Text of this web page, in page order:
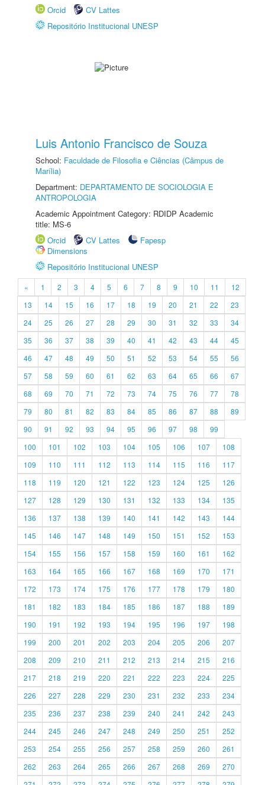
Orcid
CV Lattes
Repositório Institucional UNESP
Luis Antonio Francisco de Souza
School: Faculdade de Filosofia e Ciências (Câmpus de
Marília)
Department: DEPARTAMENTO DE SOCIOLOGIA E
ANTROPOLOGIA
Academic Appointment Category: RDIDP Academic
title: MS-6
Orcid
CV Lattes
Fapesp
Dimensions
Repositório Institucional UNESP
« 1 2 3 4 5 6 7 8 9 10 11
12
13
14 15 16 17 18 19 20 21 22
23
24
25 26 27 28 29 30 31 32 33
34
35
36 37 38 39 40 41 42 43 44
45
46
47 48 49 50 51 52 53 54 55
56
57
58 59 60 61 62 63 64 65 66
67
68
69 70 71 72 73 74 75 76 77
78
79
80 81 82 83 84 85 86 87 88
89
90
91 92 93 94 95 96 97 98
99
100
101 102 103 104 105 106 107
108
109
110 111 112 113 114 115 116
117
118
119 120 121 122 123 124 125
126
127
128 129 130 131 132 133 134
135
136
137 138 139 140 141 142 143
144
145
146 147 148 149 150 151 152
153
154
155 156 157 158 159 160 161
162
163
164 165 166 167 168 169 170
171
172
173 174 175 176 177 178 179
180
181
182 183 184 185 186 187 188
189
190
191 192 193 194 195 196 197
198
199
200 201 202 203 204 205 206
207
208
209 210 211 212 213 214 215
216
217
218 219 220 221 222 223 224
225
226
227 228 229 230 231 232 233
234
235
236 237 238 239 240 241 242
243
244
245 246 247 248 249 250 251
252
253
254 255 256 257 258 259 260
261
262
263 264 265 266 267 268 269
270